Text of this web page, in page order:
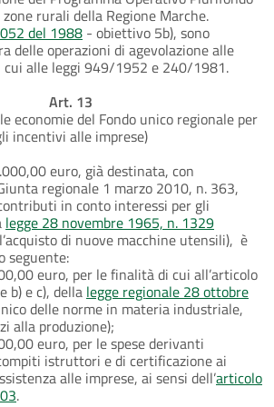
rurali della Regione Marche.
del 1988 - obiettivo 5b), sono
delle operazioni di agevolazione alle
cui alle leggi 949/1952 e 240/1981.
Art. 13
economie del Fondo unico regionale per
incentivi alle imprese)
euro, già destinata, con
regionale 1 marzo 2010, n. 363,
in conto interessi per gli
legge 28 novembre 1965, n. 1329
di nuove macchine utensili), è
seguente:
euro, per le finalità di cui all’articolo
b) e c), della legge regionale 28 ottobre
delle norme in materia industriale,
alla produzione);
euro, per le spese derivanti
istruttori e di certificazione ai
alle imprese, ai sensi dell’articolo
.